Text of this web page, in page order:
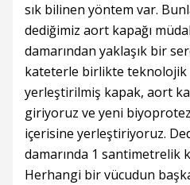
sık bilinen yöntem var.
dediğimiz aort kapağı
damarından yaklaşık bir
kateterle birlikte teknolojik
yerleştirilmiş kapak, aort
giriyoruz ve yeni
içerisine yerleştiriyoruz.
damarında 1 santimetrelik
Herhangi bir vücudun